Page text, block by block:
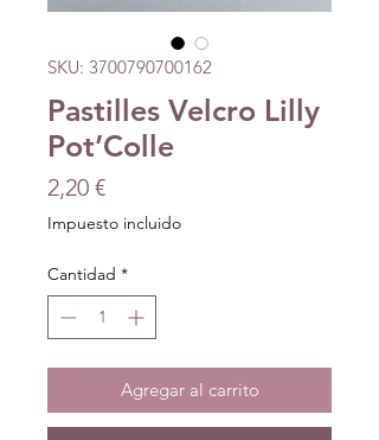
SKU: 3700790700162
Pastilles Velcro Lilly
Pot’Colle
2,20 €Precio
Impuesto incluido
Cantidad *
Agregar al carrito